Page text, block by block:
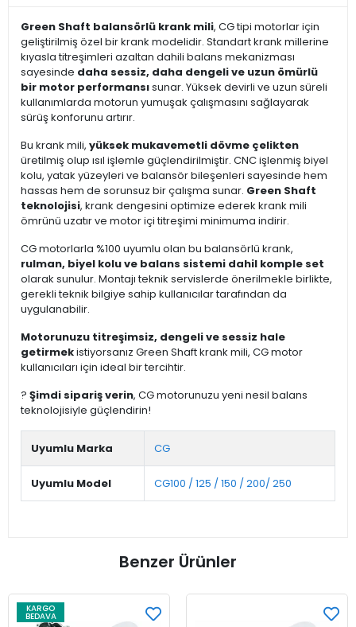
Green Shaft balansörlü krank mili, CG tipi motorlar için
geliştirilmiş özel bir krank modelidir. Standart krank millerine
kıyasla titreşimleri azaltan dahili balans mekanizması
sayesinde daha sessiz, daha dengeli ve uzun ömürlü
bir motor performansısunar. Yüksek devirli ve uzun süreli
kullanımlarda motorun yumuşak çalışmasını sağlayarak
sürüş konforunu artırır.
Bu krank mili, yüksek mukavemetli dövme çelikten
üretilmiş olup ısıl işlemle güçlendirilmiştir. CNC işlenmiş biyel
kolu, yatak yüzeyleri ve balansör bileşenleri sayesinde hem
hassas hem de sorunsuz bir çalışma sunar. Green Shaft
teknolojisi, krank dengesini optimize ederek krank mili
ömrünü uzatır ve motor içi titreşimi minimuma indirir.
CG motorlarla %100 uyumlu olan bu balansörlü krank,
rulman, biyel kolu ve balans sistemi dahil komple set
olarak sunulur. Montajı teknik servislerde önerilmekle birlikte,
gerekli teknik bilgiye sahip kullanıcılar tarafından da
uygulanabilir.
Motorunuzu titreşimsiz, dengeli ve sessiz hale
getirmekistiyorsanız Green Shaft krank mili, CG motor
kullanıcıları için ideal bir tercihtir.
? Şimdi sipariş verin, CG motorunuzu yeni nesil balans
teknolojisiyle güçlendirin!
Uyumlu Marka CG
Uyumlu Model CG100 / 125 / 150 / 200/ 250
Benzer Ürünler
KARGO
BEDAVA